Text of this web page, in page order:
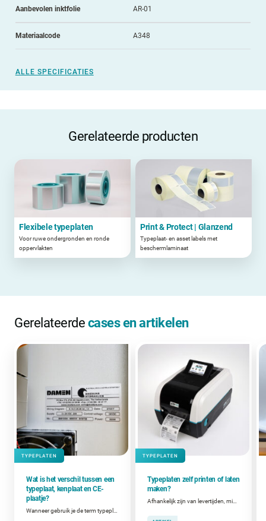
Aanbevolen inktfolie AR-01
Materiaalcode A348
ALLE SPECIFICATIES
Gerelateerde producten
Flexibele typeplaten
Voor ruwe ondergronden en ronde
oppervlakten
Print & Protect | Glanzend
Typeplaat- en asset labels met
beschermlaminaat
Gerelateerde cases en artikelen
TYPEPLATEN
Wat is het verschil tussen een
typeplaat, kenplaat en CE-
plaatje?
TYPEPLATEN
Typeplaten zelf printen of laten
maken?